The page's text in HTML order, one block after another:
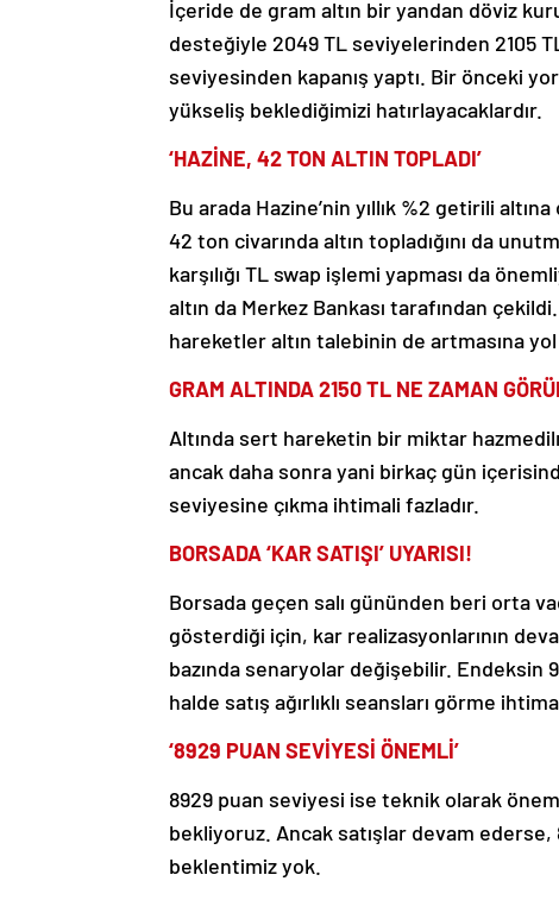
İçeride de gram altın bir yandan döviz
desteğiyle 2049 TL seviyelerinden 2105
seviyesinden kapanış yaptı. Bir önceki
yükseliş beklediğimizi hatırlayacaklardır.
‘HAZİNE, 42 TON ALTIN TOPLADI’
Bu arada Hazine’nin yıllık %2 getirili
42 ton civarında altın topladığını da
karşılığı TL swap işlemi yapması da
altın da Merkez Bankası tarafından
hareketler altın talebinin de artmasına yol
GRAM ALTINDA 2150 TL NE ZAMAN
Altında sert hareketin bir miktar
ancak daha sonra yani birkaç gün
seviyesine çıkma ihtimali fazladır.
BORSADA ‘KAR SATIŞI’ UYARISI!
Borsada geçen salı gününden beri orta
gösterdiği için, kar realizasyonlarının
bazında senaryolar değişebilir. Endeksin
halde satış ağırlıklı seansları görme
‘8929 PUAN SEVİYESİ ÖNEMLİ’
8929 puan seviyesi ise teknik olarak
bekliyoruz. Ancak satışlar devam
beklentimiz yok.